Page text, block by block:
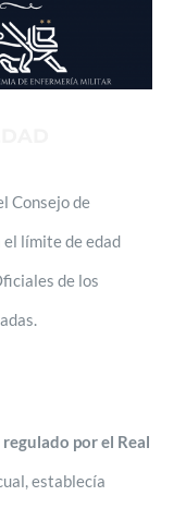
Consejo de
límite de edad
de los
por el Real
establecía